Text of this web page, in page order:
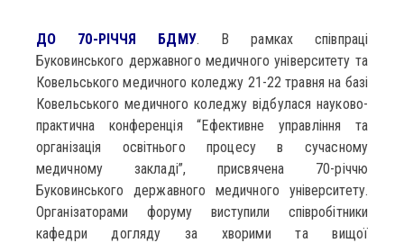
ДО 70-РІЧЧЯ БДМУ. В рамках співпраці
Буковинського державного медичного університету та
Ковельського медичного коледжу 21-22 травня на базі
Ковельського медичного коледжу відбулася науково-
практична конференція “Ефективне управління та
організація освітнього процесу в сучасному
медичному закладі”, присвячена 70-річчю
Буковинського державного медичного університету.
Організаторами форуму виступили співробітники
кафедри догляду за хворими та вищої